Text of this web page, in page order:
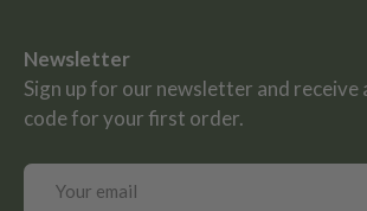
Newsletter
Sign up for our newsletter and receive
code for your first order.
Email